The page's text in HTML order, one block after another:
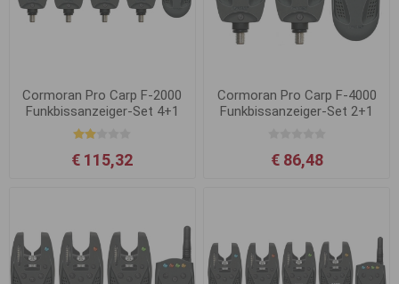
Cormoran Pro Carp F-2000
Funkbissanzeiger-Set 4+1
€ 115,32
Cormoran Pro Carp F-4000
Funkbissanzeiger-Set 2+1
€ 86,48